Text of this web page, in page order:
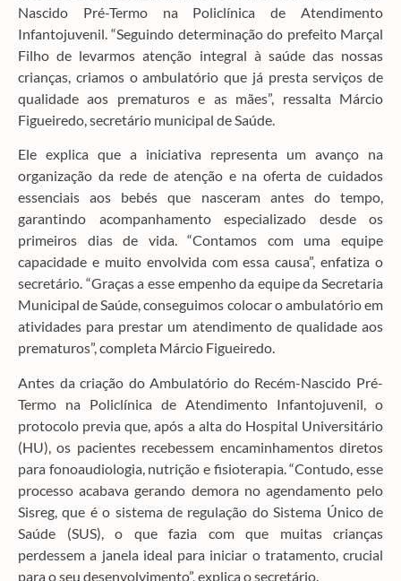
Nascido Pré-Termo na Policlínica de Atendimento
Infantojuvenil. “Seguindo determinação do prefeito Marçal
Filho de levarmos atenção integral à saúde das nossas
crianças, criamos o ambulatório que já presta serviços de
qualidade aos prematuros e as mães”, ressalta Márcio
Figueiredo, secretário municipal de Saúde.
Ele explica que a iniciativa representa um avanço na
organização da rede de atenção e na oferta de cuidados
essenciais aos bebés que nasceram antes do tempo,
garantindo acompanhamento especializado desde os
primeiros dias de vida. “Contamos com uma equipe
capacidade e muito envolvida com essa causa”, enfatiza o
secretário. “Graças a esse empenho da equipe da Secretaria
Municipal de Saúde, conseguimos colocar o ambulatório em
atividades para prestar um atendimento de qualidade aos
prematuros”, completa Márcio Figueiredo.
Antes da criação do Ambulatório do Recém-Nascido Pré-
Termo na Policlínica de Atendimento Infantojuvenil, o
protocolo previa que, após a alta do Hospital Universitário
(HU), os pacientes recebessem encaminhamentos diretos
para fonoaudiologia, nutrição e fisioterapia. “Contudo, esse
processo acabava gerando demora no agendamento pelo
Sisreg, que é o sistema de regulação do Sistema Único de
Saúde (SUS), o que fazia com que muitas crianças
perdessem a janela ideal para iniciar o tratamento, crucial
para o seu desenvolvimento”, explica o secretário.